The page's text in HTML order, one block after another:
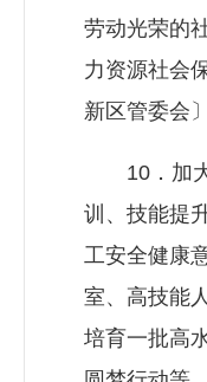
劳动光荣的
力资源社会
新区管委会〕
10．加大
训、技能提
工安全健康
室、高技能
培育一批高